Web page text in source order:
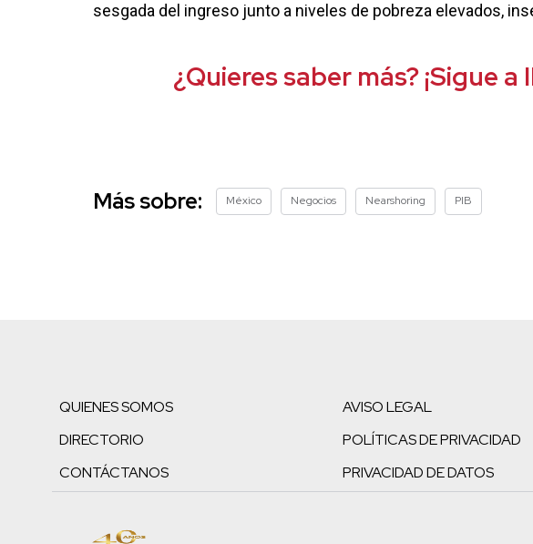
sesgada del ingreso junto a niveles de pobreza elevados,
¿Quieres saber más? ¡Sigue a
Más sobre: México Negocios Nearshoring PIB
QUIENES SOMOS
DIRECTORIO
CONTÁCTANOS
AVISO LEGAL
POLÍTICAS DE PRIVACIDAD
PRIVACIDAD DE DATOS